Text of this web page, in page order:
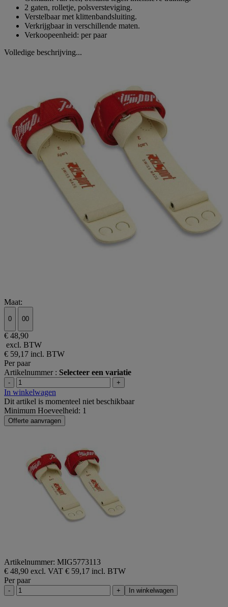
2 gaten, rolletje, polsversteviging.
Verstelbaar met klittenbandsluiting.
Verkrijgbaar in verschillende maten.
Verkoopeenheid: per paar
Volledige beschrijving...
Maat:
0 00
€ 48,90
excl. BTW
€ 59,17 incl. BTW
Per paar
Artikelnummer : Selecteer een variatie
- +
In winkelwagen
Dit artikel is momenteel niet beschikbaar
Minimum Hoeveelheid: 1
Offerte aanvragen
Artikelnummer: MIG5773113
€ 48,90 excl. VAT € 59,17 incl. BTW
Per paar
- + In winkelwagen